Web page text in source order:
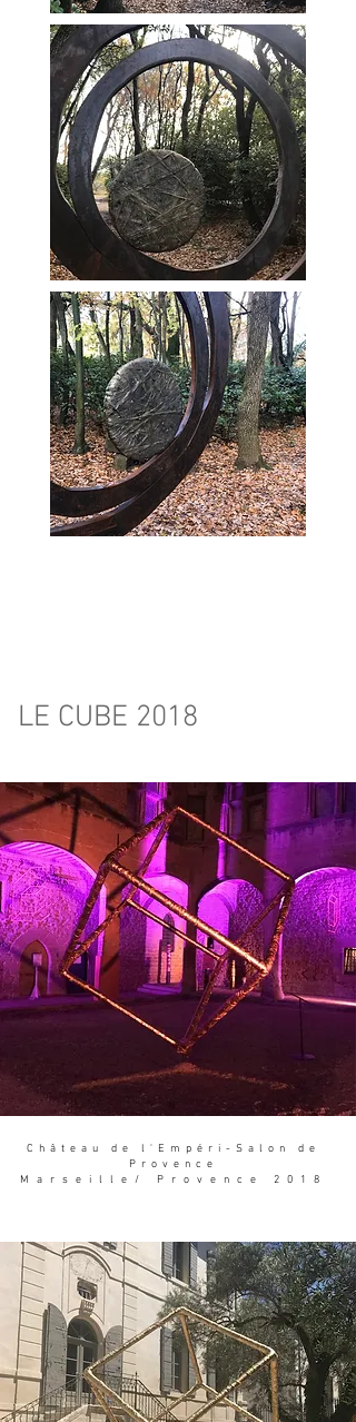
LE CUBE 2018
Château de l'Empéri-Salon de
Provence
Marseille/ Provence 2018